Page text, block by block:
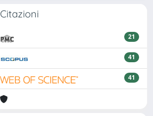
Citazioni
21
41
41